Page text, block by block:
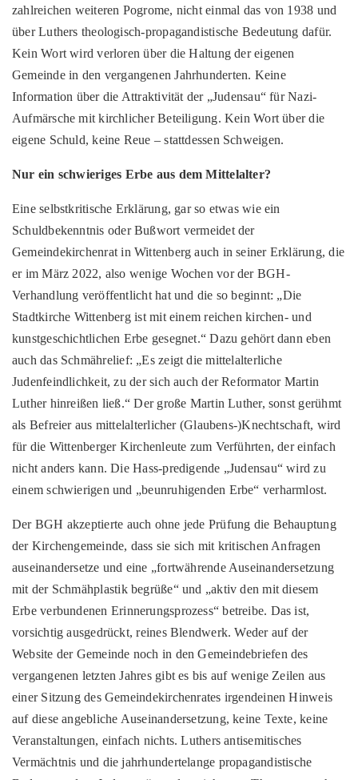
zahlreichen weiteren Pogrome, nicht einmal das von 1938 und
über Luthers theologisch-propagandistische Bedeutung dafür.
Kein Wort wird verloren über die Haltung der eigenen
Gemeinde in den vergangenen Jahrhunderten. Keine
Information über die Attraktivität der „Judensau“ für Nazi-
Aufmärsche mit kirchlicher Beteiligung. Kein Wort über die
eigene Schuld, keine Reue – stattdessen Schweigen.
Nur ein schwieriges Erbe aus dem Mittelalter?
Eine selbstkritische Erklärung, gar so etwas wie ein
Schuldbekenntnis oder Bußwort vermeidet der
Gemeindekirchenrat in Wittenberg auch in seiner Erklärung, die
er im März 2022, also wenige Wochen vor der BGH-
Verhandlung veröffentlicht hat und die so beginnt: „Die
Stadtkirche Wittenberg ist mit einem reichen kirchen- und
kunstgeschichtlichen Erbe gesegnet.“ Dazu gehört dann eben
auch das Schmährelief: „Es zeigt die mittelalterliche
Judenfeindlichkeit, zu der sich auch der Reformator Martin
Luther hinreißen ließ.“ Der große Martin Luther, sonst gerühmt
als Befreier aus mittelalterlicher (Glaubens-)Knechtschaft, wird
für die Wittenberger Kirchenleute zum Verführten, der einfach
nicht anders kann. Die Hass-predigende „Judensau“ wird zu
einem schwierigen und „beunruhigenden Erbe“ verharmlost.
Der BGH akzeptierte auch ohne jede Prüfung die Behauptung
der Kirchengemeinde, dass sie sich mit kritischen Anfragen
auseinandersetze und eine „fortwährende Auseinandersetzung
mit der Schmähplastik begrüße“ und „aktiv den mit diesem
Erbe verbundenen Erinnerungsprozess“ betreibe. Das ist,
vorsichtig ausgedrückt, reines Blendwerk. Weder auf der
Website der Gemeinde noch in den Gemeindebriefen des
vergangenen letzten Jahres gibt es bis auf wenige Zeilen aus
einer Sitzung des Gemeindekirchenrates irgendeinen Hinweis
auf diese angebliche Auseinandersetzung, keine Texte, keine
Veranstaltungen, einfach nichts. Luthers antisemitisches
Vermächtnis und die jahrhundertelange propagandistische